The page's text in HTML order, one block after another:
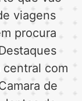
viagens
procura
central com
de